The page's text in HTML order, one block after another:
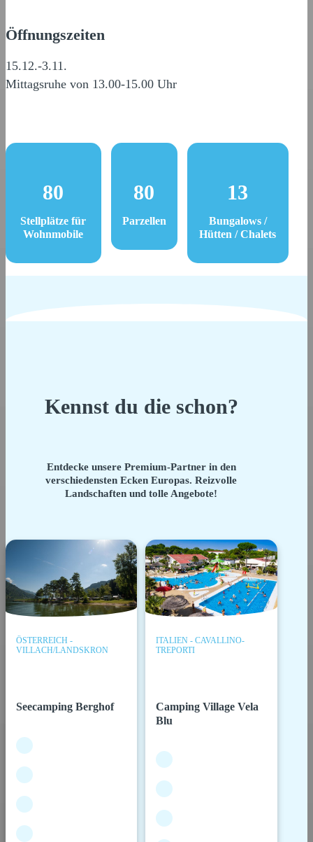
Öffnungszeiten
15.12.-3.11.
Mittagsruhe von 13.00-15.00 Uhr
80
Stellplätze für
Wohnmobile
80
Parzellen
13
Bungalows /
Hütten / Chalets
Kennst du die schon?
Entdecke unsere Premium-Partner in den
verschiedensten Ecken Europas. Reizvolle
Landschaften und tolle Angebote!
ÖSTERREICH -
VILLACH/LANDSKRON
Seecamping Berghof
ITALIEN - CAVALLINO-
TREPORTI
Camping Village Vela
Blu